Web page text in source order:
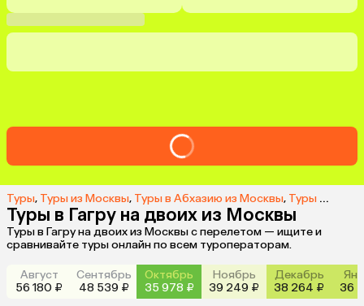
Туры, Туры из Москвы, Туры в Абхазию из Москвы, Туры в Гагру из Москвы
Туры в Гагру на двоих из Москвы
Туры в Гагру на двоих из Москвы с перелетом — ищите и
сравнивайте туры онлайн по всем туроператорам.
Август
56 180 ₽
Сентябрь
48 539 ₽
Октябрь
35 978 ₽
Ноябрь
39 249 ₽
Декабрь
38 264 ₽
36